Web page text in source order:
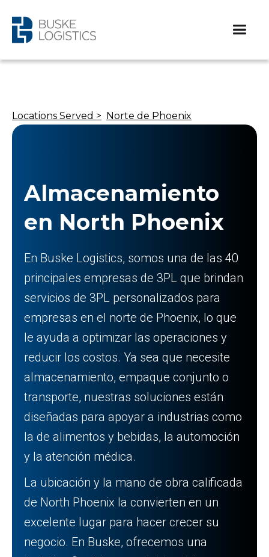
Locations Served > Norte de Phoenix
Almacenamiento
en North Phoenix
En Buske Logistics, somos una de las 40
principales empresas de 3PL que brindan
servicios de 3PL personalizados para
empresas en el norte de Phoenix, lo que
le ayuda a optimizar las operaciones y
reducir los costos. Ya sea que necesite
almacenamiento, empaque conjunto o
transporte, nuestras soluciones están
diseñadas para apoyar a industrias como
la de alimentos y bebidas, la automoción
y la atención médica.
La ubicación y la mano de obra calificada
de North Phoenix la convierten en un
excelente lugar para hacer crecer su
negocio. En Buske, ofrecemos una